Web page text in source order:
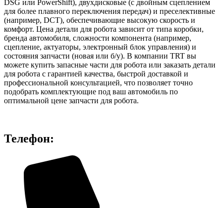
DSG или PowerShift), двухдисковые (с двойным сцеплением
для более плавного переключения передач) и преселективные
(например, DCT), обеспечивающие высокую скорость и
комфорт. Цена детали для робота зависит от типа коробки,
бренда автомобиля, сложности компонента (например,
сцепление, актуаторы, электронный блок управления) и
состояния запчасти (новая или б/у). В компании TRT вы
можете купить запасные части для робота или заказать детали
для робота с гарантией качества, быстрой доставкой и
профессиональной консультацией, что позволяет точно
подобрать комплектующие под ваш автомобиль по
оптимальной цене запчасти для робота.
Телефон: